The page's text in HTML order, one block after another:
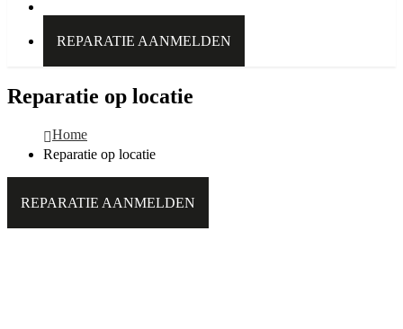
REPARATIE AANMELDEN
Reparatie op locatie
Home
Reparatie op locatie
REPARATIE AANMELDEN